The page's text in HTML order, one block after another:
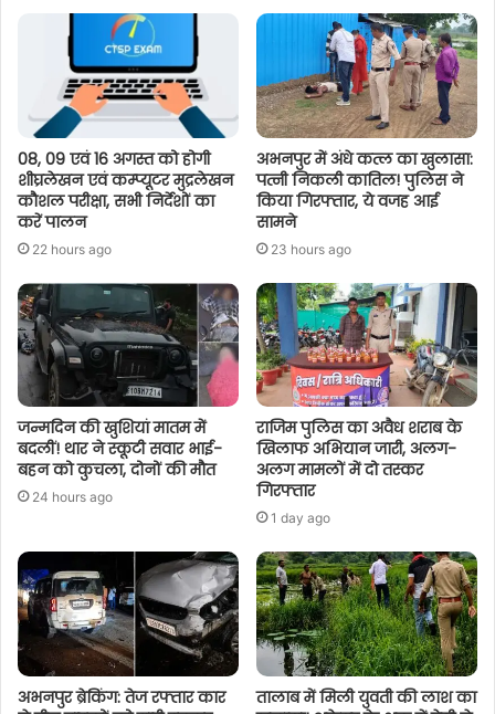
08, 09 एवं 16 अगस्त को होगी
शीघ्रलेखन एवं कम्प्यूटर मुद्रलेखन
कौशल परीक्षा, सभी निर्देशों का
करें पालन
22 hours ago
अभनपुर में अंधे कत्ल का खुलासा:
पत्नी निकली कातिल! पुलिस ने
किया गिरफ्तार, ये वजह आई
सामने
23 hours ago
जन्मदिन की खुशियां मातम में
बदलीं! थार ने स्कूटी सवार भाई-
बहन को कुचला, दोनों की मौत
24 hours ago
राजिम पुलिस का अवैध शराब के
खिलाफ अभियान जारी, अलग-
अलग मामलों में दो तस्कर
गिरफ्तार
1 day ago
अभनपुर ब्रेकिंग: तेज रफ्तार कार
तालाब में मिली युवती की लाश का